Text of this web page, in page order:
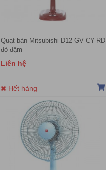
Quạt bàn Mitsubishi D12-GV CY-RD
đỏ đậm
Liên hệ
Hết hàng